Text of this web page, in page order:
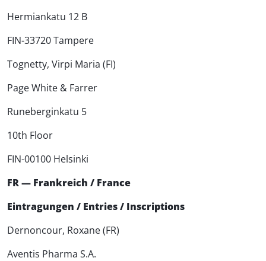
Hermiankatu 12 B
FIN-33720 Tampere
Tognetty, Virpi Maria (FI)
Page White & Farrer
Runeberginkatu 5
10th Floor
FIN-00100 Helsinki
FR — Frankreich / France
Eintragungen / Entries / Inscriptions
Dernoncour, Roxane (FR)
Aventis Pharma S.A.